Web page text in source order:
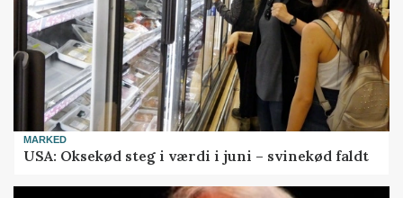
MARKED
USA: Oksekød steg i værdi i juni – svinekød faldt